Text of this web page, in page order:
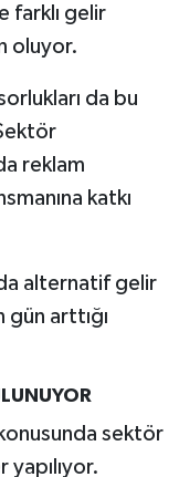
farklı gelir
oluyor.
da bu
reklam
katkı
alternatif gelir
gün arttığı
sektör